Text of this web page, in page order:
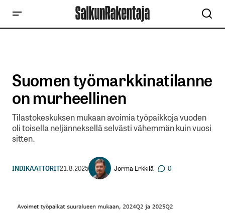
Suomen työmarkkinatilanne
on murheellinen
Tilastokeskuksen mukaan avoimia työpaikkoja vuoden
oli toisella neljänneksellä selvästi vähemmän kuin vuosi
sitten.
INDIKAATTORIT21.8.2025 Jorma Erkkilä 0